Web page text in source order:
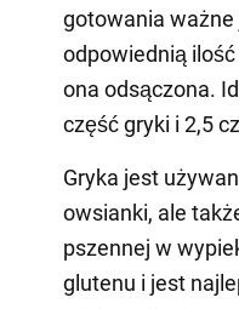
gotowania ważne
odpowiednią ilość
ona odsączona.
część gryki i 2,5
Gryka jest
owsianki, ale
pszennej w
glutenu i jest